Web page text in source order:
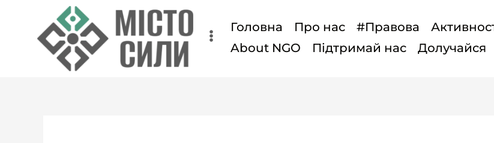
Головна Про нас #Правова
About NGO
Підтримай нас Долучайся